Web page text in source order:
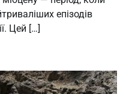
епізодів
Цей […]